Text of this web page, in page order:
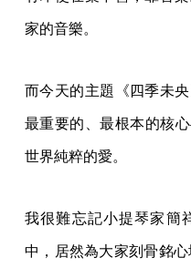
家的音樂。
而今天的主題《四季未
最重要的、最根本的核
世界純粹的愛。
我很難忘記小提琴家簡
中，居然為大家刻骨銘心